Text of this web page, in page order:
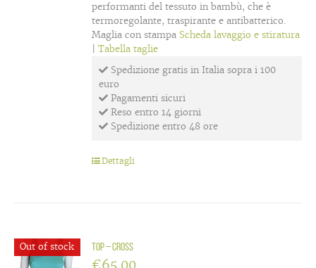
performanti del tessuto in bambù, che è
termoregolante, traspirante e antibatterico.
Maglia con stampa Scheda lavaggio e stiratura
|Tabella taglie
Spedizione gratis in Italia sopra i 100
euro
Pagamenti sicuri
Reso entro 14 giorni
Spedizione entro 48 ore
Dettagli
Out of stock Top – cross